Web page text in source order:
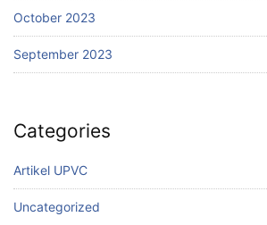
October 2023
September 2023
Categories
Artikel UPVC
Uncategorized